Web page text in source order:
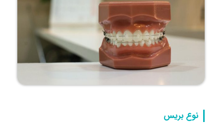
نوع بریس